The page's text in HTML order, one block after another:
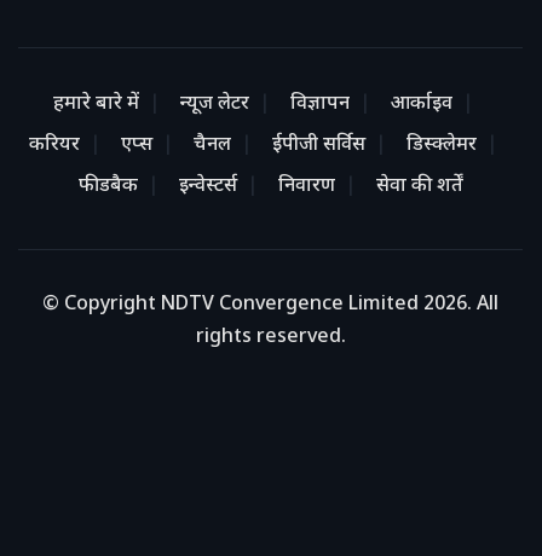
हमारे बारे में न्यूज लेटर विज्ञापन
आर्काइव
करियर
एप्स चैनल ईपीजी सर्विस
डिस्क्लेमर
फीडबैक
इन्वेस्टर्स निवारण सेवा की शर्तें
© Copyright NDTV Convergence Limited 2026. All
rights reserved.